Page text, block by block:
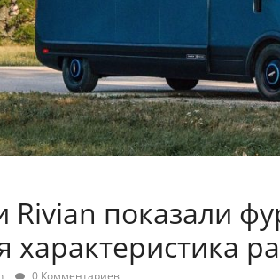
Rivian показали
характеристика